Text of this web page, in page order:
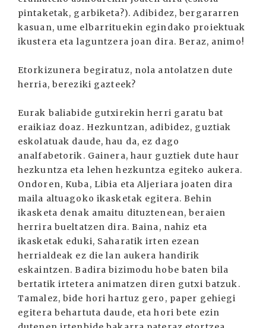
pintaketak, garbiketa?). Adibidez, bergararren
kasuan, ume elbarrituekin egindako proiektuak
ikustera eta laguntzera joan dira. Beraz, animo!
Etorkizunera begiratuz, nola antolatzen dute
herria, bereziki gazteek?
Eurak baliabide gutxirekin herri garatu bat
eraikiaz doaz. Hezkuntzan, adibidez, guztiak
eskolatuak daude, hau da, ez dago
analfabetorik. Gainera, haur guztiek dute haur
hezkuntza eta lehen hezkuntza egiteko aukera.
Ondoren, Kuba, Libia eta Aljeriara joaten dira
maila altuagoko ikasketak egitera. Behin
ikasketa denak amaitu dituztenean, beraien
herrira bueltatzen dira. Baina, nahiz eta
ikasketak eduki, Saharatik irten ezean
herrialdeak ez die lan aukera handirik
eskaintzen. Badira bizimodu hobe baten bila
bertatik irtetera animatzen diren gutxi batzuk.
Tamalez, bide hori hartuz gero, paper gehiegi
egitera behartuta daude, eta hori bete ezin